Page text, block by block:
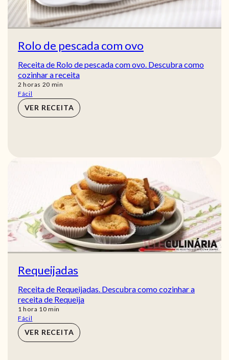
Rolo de pescada com ovo
Receita de Rolo de pescada com ovo. Descubra como
cozinhar a receita
2 horas
horas 20 min
min
Fácil
VER RECEITA
Requeijadas
Receita de Requeijadas. Descubra como cozinhar a
receita de Requeija
1 hora
hora 10min
min
Fácil
VER RECEITA